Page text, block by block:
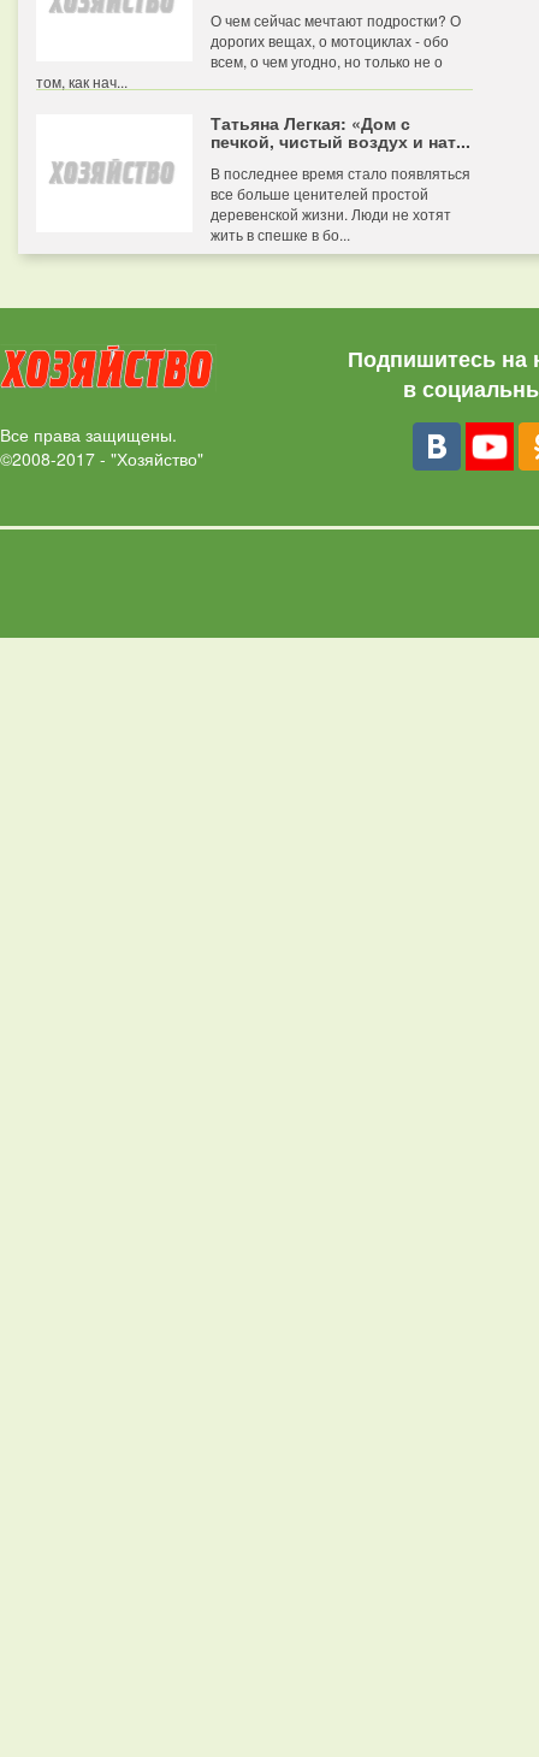
О чем сейчас мечтают подростки? О
дорогих вещах, о мотоциклах - обо
всем, о чем угодно, но только не о
том, как нач...
Татьяна Легкая: «Дом с
печкой, чистый воздух и нат...
В последнее время стало появляться
все больше ценителей простой
деревенской жизни. Люди не хотят
жить в спешке в бо...
Все права защищены.
©2008-2017 - "Хозяйство"
Подпишитесь на
в